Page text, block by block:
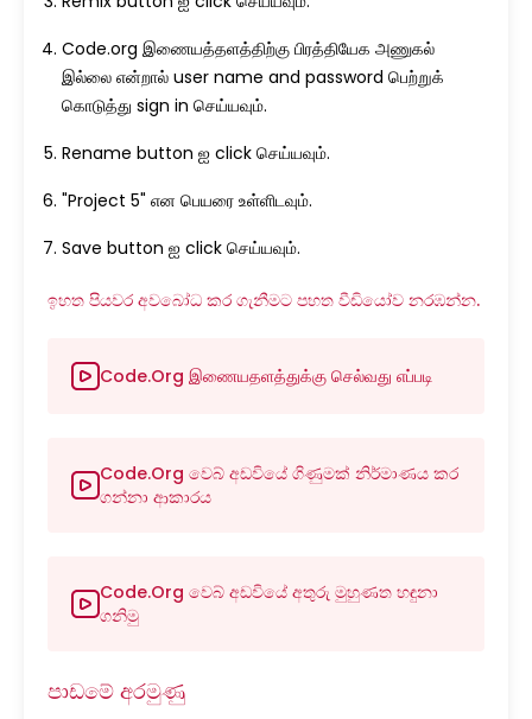
Code.org இணையத்தளத்திற்கு பிரத்தியேக அணுகல்
இல்லை என்றால் user name and password பெற்றுக்
கொடுத்து sign in செய்யவும்.
Rename button ஐ click செய்யவும்.
"Project 5" என பெயரை உள்ளிடவும்.
Save button ஐ click செய்யவும்.
ඉහත පියවර අවබෝධ කර ගැනීමට පහත වීඩියෝව නරඹන්න.
Code.org இணையதளத்துக்கு செல்வது எப்படி
Code.org වෙබ් අඩවියේ ගිණුමක් නිර්මාණය කර
ගන්නා ආකාරය
Code.org වෙබ් අඩවියේ අතුරු මුහුණත හඳුනා
ගනිමු
පාඩමේ අරමුණු